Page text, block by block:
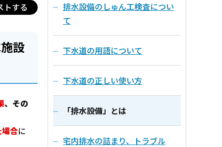
トする
設
、その
合に
排水設備のしゅん工検査につい
て
下水道の用語について
下水道の正しい使い方
「排水設備」とは
宅内排水の詰まり、トラブル